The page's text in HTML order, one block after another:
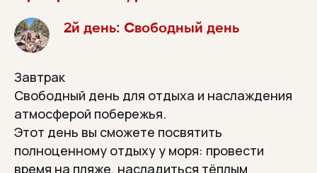
2й день: Свободный день
Завтрак
Свободный день для отдыха и наслаждения
атмосферой побережья.
Этот день вы сможете посвятить
полноценному отдыху у моря: провести
время на пляже, насладиться тёплым